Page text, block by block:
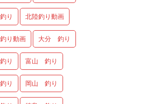
り 北陸釣り動画
り動画 大分 釣り
り 富山 釣り
り 岡山 釣り